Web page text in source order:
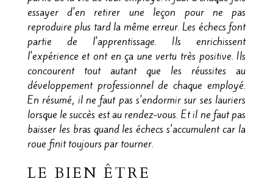
essayer d'en retirer une leçon pour ne pas
reproduire plus tard la même erreur. Les échecs font
partie de l'apprentissage. Ils enrichissent
l'expérience et ont en ça une vertu très positive. Ils
concourent tout autant que les réussites au
développement professionnel de chaque employé.
En résumé, il ne faut pas s'endormir sur ses lauriers
lorsque le succès est au rendez-vous. Et il ne faut pas
baisser les bras quand les échecs s'accumulent car la
roue finit toujours par tourner.
LE BIEN ÊTRE